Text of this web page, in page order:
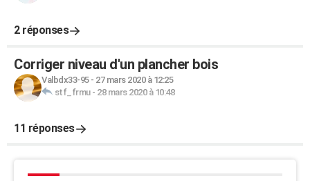
2 réponses
Corriger niveau d'un plancher bois
Valbdx33-95- 27 mars 2020 à 12:25
stf_frmu- 28 mars 2020 à 10:48
11 réponses